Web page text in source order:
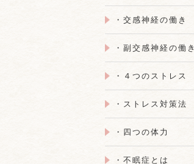
・交感神経の働き
・副交感神経の働き
・４つのストレス
・ストレス対策法
・四つの体力
・不眠症とは